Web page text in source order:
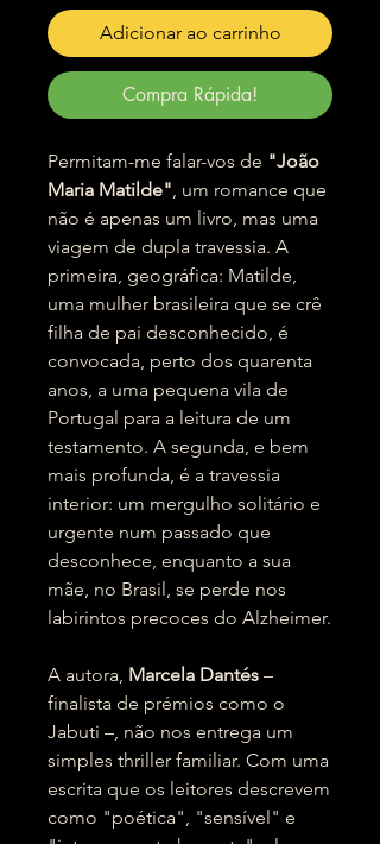
Adicionar ao carrinho
Compra Rápida!
Permitam-me falar-vos de "João
Maria Matilde", um romance que
não é apenas um livro, mas uma
viagem de dupla travessia. A
primeira, geográfica: Matilde,
uma mulher brasileira que se crê
filha de pai desconhecido, é
convocada, perto dos quarenta
anos, a uma pequena vila de
Portugal para a leitura de um
testamento. A segunda, e bem
mais profunda, é a travessia
interior: um mergulho solitário e
urgente num passado que
desconhece, enquanto a sua
mãe, no Brasil, se perde nos
labirintos precoces do Alzheimer.
A autora, Marcela Dantés –
finalista de prémios como o
Jabuti –, não nos entrega um
simples thriller familiar. Com uma
escrita que os leitores descrevem
como "poética", "sensível" e